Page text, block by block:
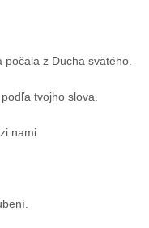
počala z Ducha svätého.
tvojho slova.
nami.